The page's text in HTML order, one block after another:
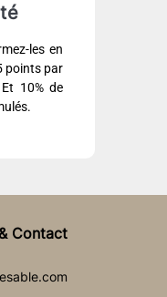
les en
points par
10% de
Contact